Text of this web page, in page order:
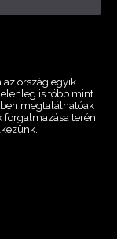
ország egyik
is több mint
megtalálhatóak
forgalmazása terén